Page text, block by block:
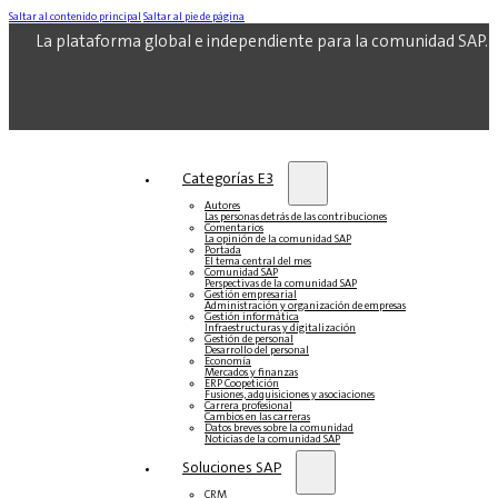
Saltar al contenido principal Saltar al pie de página
La plataforma global e independiente para la comunidad SAP.
Categorías E3
Autores
Las personas detrás de las contribuciones
Comentarios
La opinión de la comunidad SAP
Portada
El tema central del mes
Comunidad SAP
Perspectivas de la comunidad SAP
Gestión empresarial
Administración y organización de empresas
Gestión informática
Infraestructuras y digitalización
Gestión de personal
Desarrollo del personal
Economía
Mercados y finanzas
ERP Coopetición
Fusiones, adquisiciones y asociaciones
Carrera profesional
Cambios en las carreras
Datos breves sobre la comunidad
Noticias de la comunidad SAP
Soluciones‎‎ SAP
CRM